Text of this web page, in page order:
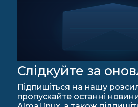
Слідкуйте за
Підпишіться на нашу
пропускайте останні